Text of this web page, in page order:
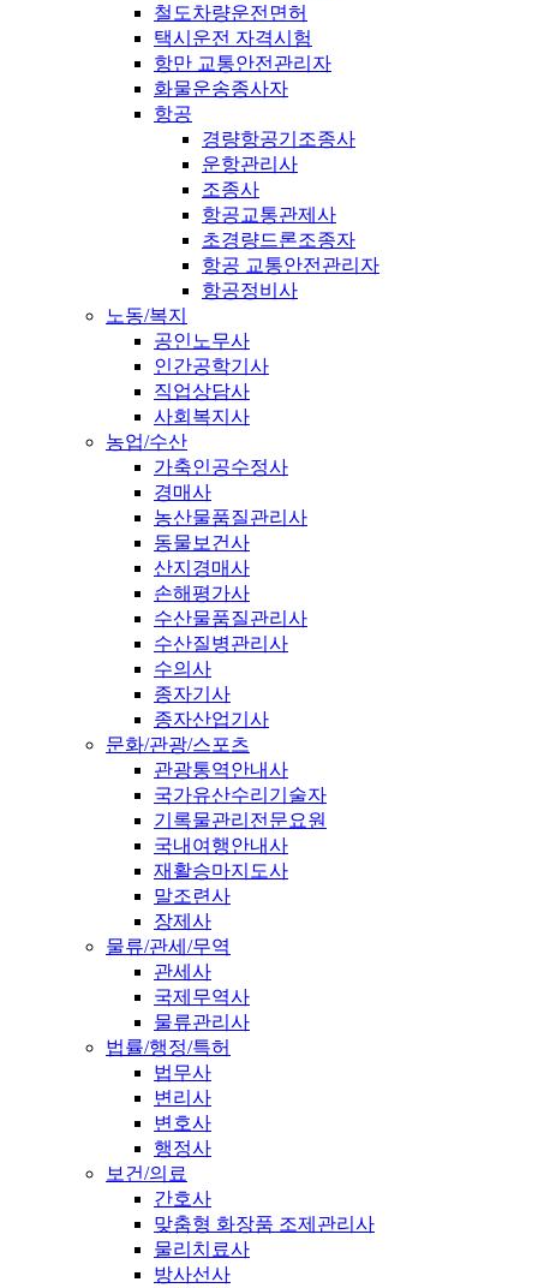
철도차량운전면허
택시운전 자격시험
항만 교통안전관리자
화물운송종사자
항공
경량항공기조종사
운항관리사
조종사
항공교통관제사
초경량드론조종자
항공 교통안전관리자
항공정비사
노동/복지
공인노무사
인간공학기사
직업상담사
사회복지사
농업/수산
가축인공수정사
경매사
농산물품질관리사
동물보건사
산지경매사
손해평가사
수산물품질관리사
수산질병관리사
수의사
종자기사
종자산업기사
문화/관광/스포츠
관광통역안내사
국가유산수리기술자
기록물관리전문요원
국내여행안내사
재활승마지도사
말조련사
장제사
물류/관세/무역
관세사
국제무역사
물류관리사
법률/행정/특허
법무사
변리사
변호사
행정사
보건/의료
간호사
맞춤형 화장품 조제관리사
물리치료사
방사선사